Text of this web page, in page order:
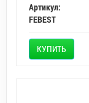
Артикул:
FEBEST
КУПИТЬ